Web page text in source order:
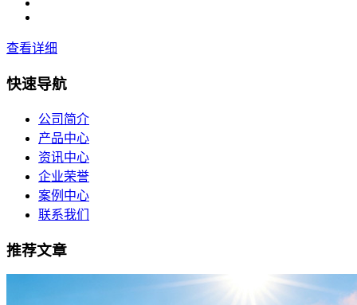
查看详细
快速导航
公司简介
产品中心
资讯中心
企业荣誉
案例中心
联系我们
推荐文章